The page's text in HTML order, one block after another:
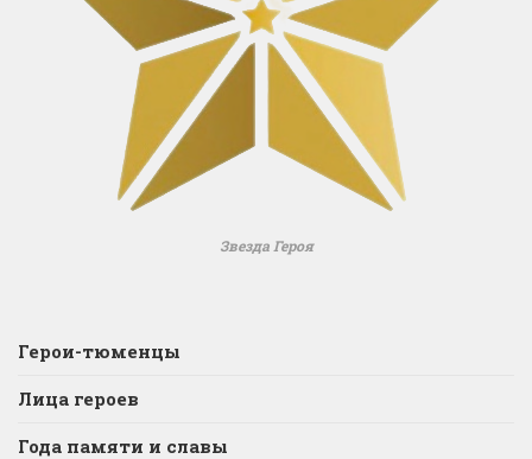
Звезда Героя
Герои-тюменцы
Лица героев
Года памяти и славы